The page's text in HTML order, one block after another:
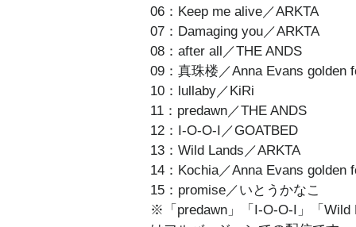
06：Keep me alive／ARKTA
07：Damaging you／ARKTA
08：after all／THE ANDS
09：真珠楼／Anna Evans golden
10：lullaby／KiRi
11：predawn／THE ANDS
12：I-O-O-I／GOATBED
13：Wild Lands／ARKTA
14：Kochia／Anna Evans golden
15：promise／いとうかなこ
※「predawn」「I-O-O-I」「Wild